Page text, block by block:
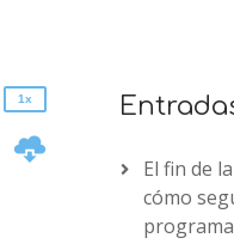
1x
El fin de
cómo